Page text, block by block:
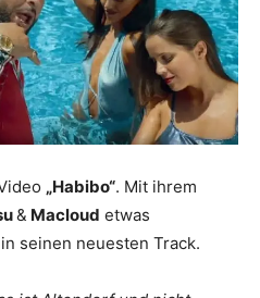
„Habibo“. Mit ihrem
& Macloud etwas
seinen neuesten Track.